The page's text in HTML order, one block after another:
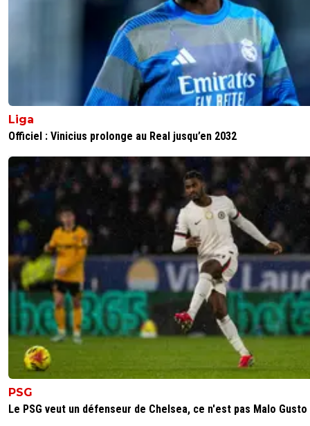
Prenez votre temps pour revenir surtout ^^
Répondre
Liga
Officiel : Vinicius prolonge au Real jusqu’en 2032
PSG
Le PSG veut un défenseur de Chelsea, ce n'est pas Malo Gusto